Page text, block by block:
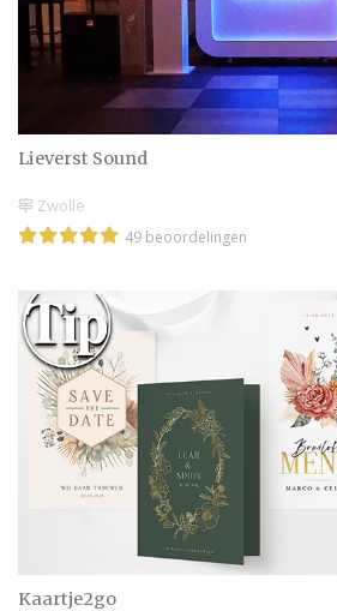
Lieverst Sound
Zwolle
49 beoordelingen
Kaartje2go